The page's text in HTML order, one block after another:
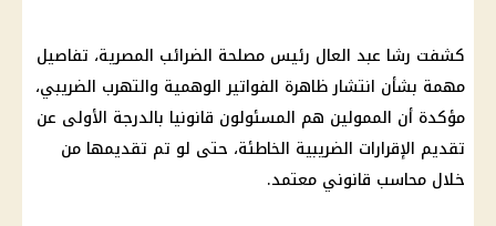
كشفت رشا عبد العال رئيس مصلحة الضرائب المصرية، تفاصيل
مهمة بشأن انتشار ظاهرة الفواتير الوهمية والتهرب الضريبي،
مؤكدة أن الممولين هم المسئولون قانونيا بالدرجة الأولى عن
تقديم الإقرارات الضريبية الخاطئة، حتى لو تم تقديمها من
خلال محاسب قانوني معتمد.